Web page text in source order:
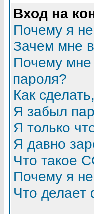
Вход на
Почему я
Зачем мне
Почему мне
пароля?
Как
Я забыл
Я только
Я давно
Что такое
Почему я не
Что делает